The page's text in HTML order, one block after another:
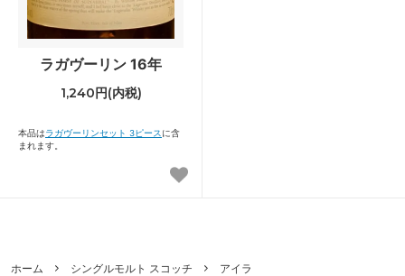
ラガヴーリン 16年
1,240円(内税)
本品はラガヴーリンセット 3ピースに含
まれます。
ホーム シングルモルト スコッチ アイラ